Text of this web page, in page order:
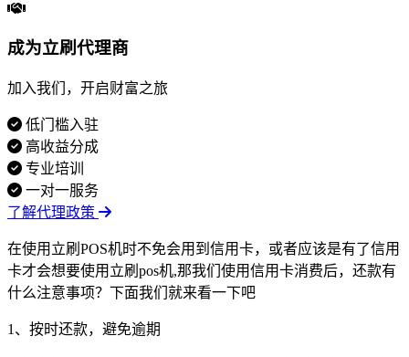
成为立刷代理商
加入我们，开启财富之旅
低门槛入驻
高收益分成
专业培训
一对一服务
了解代理政策
在使用立刷POS机时不免会用到信用卡，或者应该是有了信用
卡才会想要使用立刷pos机,那我们使用信用卡消费后，还款有
什么注意事项？下面我们就来看一下吧
1、按时还款，避免逾期